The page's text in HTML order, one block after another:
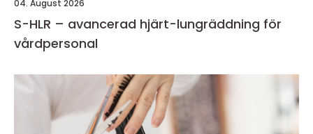
04. August 2026
S-HLR – avancerad hjärt-lungräddning för
vårdpersonal